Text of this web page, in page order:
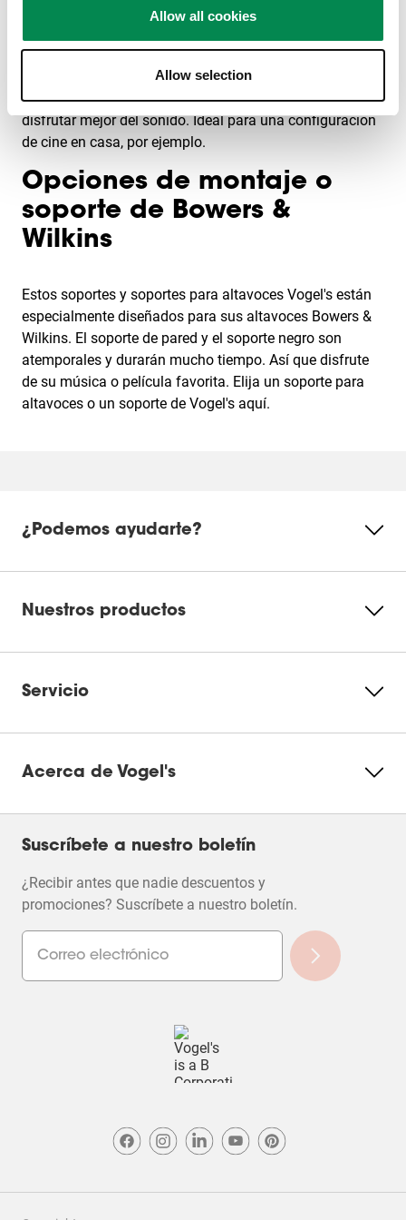
Allow all cookies
Allow selection
¿No puede montar altavoces en la pared? ¿O le gusta
estar? Entonces, un soporte de suelo Bowers & Wilkins
es la opción perfecta para usted. Coloque los altavoces
en cualquier lugar de la habitación donde pueda
disfrutar mejor del sonido. Ideal para una configuración
de cine en casa, por ejemplo.
Opciones de montaje o
soporte de Bowers &
Wilkins
Estos soportes y soportes para altavoces Vogel's están
especialmente diseñados para sus altavoces Bowers &
Wilkins. El soporte de pared y el soporte negro son
atemporales y durarán mucho tiempo. Así que disfrute
de su música o película favorita. Elija un soporte para
altavoces o un soporte de Vogel's aquí.
¿Podemos ayudarte?
Nuestros productos
Servicio
Acerca de Vogel's
Suscríbete a nuestro boletín
¿Recibir antes que nadie descuentos y
promociones? Suscríbete a nuestro boletín.